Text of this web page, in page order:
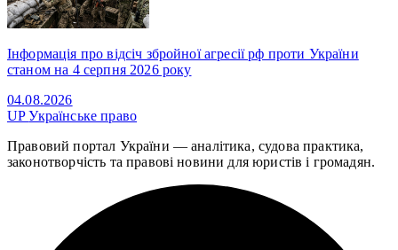
Інформація про відсіч збройної агресії рф проти України
станом на 4 серпня 2026 року
04.08.2026
UPУкраїнське право
Правовий портал України — аналітика, судова практика,
законотворчість та правові новини для юристів і громадян.